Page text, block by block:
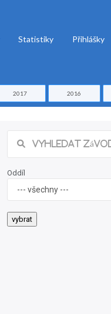
Statistiky Přihlášky
2017 2016
Oddíl